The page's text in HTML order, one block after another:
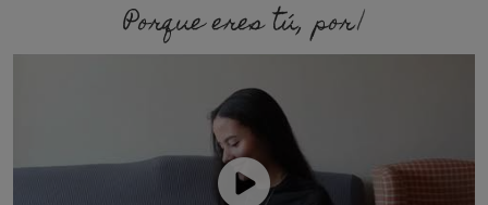
Porque eres tú, porque soy